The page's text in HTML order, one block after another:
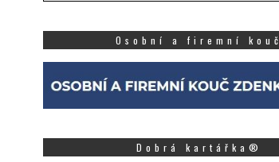
Osobní a firemní kouč
Dobrá kartářka®